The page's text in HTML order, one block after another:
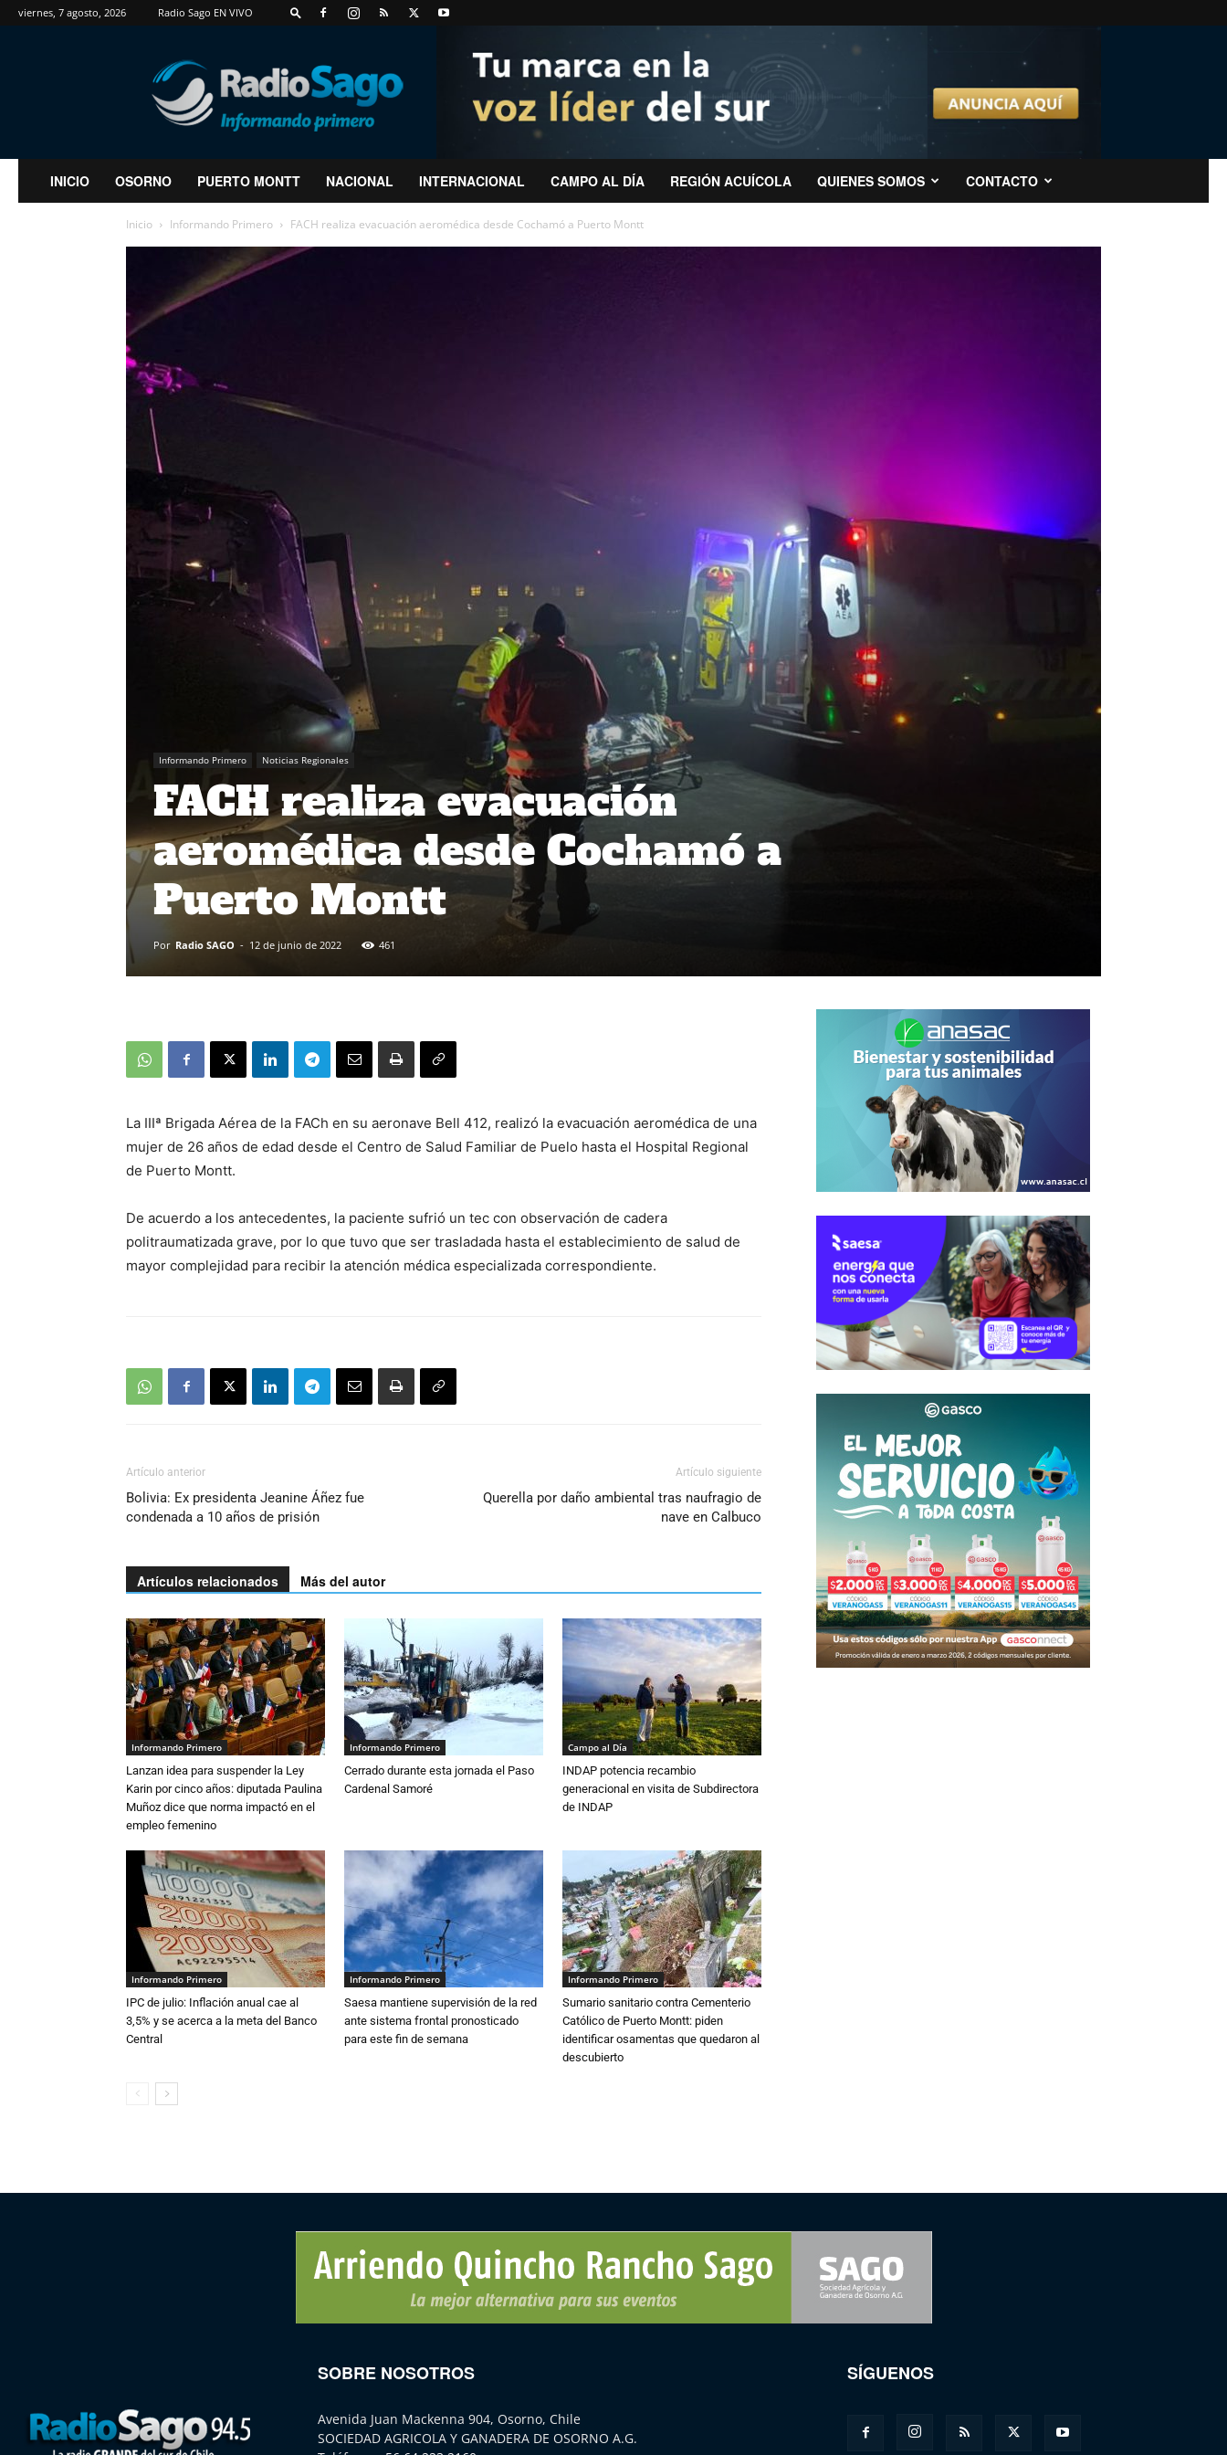
viernes, 7 agosto, 2026 Radio Sago EN VIVO
RadioSago
INICIO OSORNO PUERTO MONTT NACIONAL INTERNACIONAL CAMPO AL DÍA REGIÓN ACUÍCOLA QUIENES SOMOS CONTACTO
Inicio Informando Primero FACH realiza evacuación aeromédica desde Cochamó a Puerto Montt
Informando Primero Noticias Regionales
FACH realiza evacuación
aeromédica desde Cochamó a
Puerto Montt
Por Radio SAGO - 12 de junio de 2022 461
La IIIª Brigada Aérea de la FACh en su aeronave Bell 412, realizó la evacuación aeromédica de una
mujer de 26 años de edad desde el Centro de Salud Familiar de Puelo hasta el Hospital Regional
de Puerto Montt.
De acuerdo a los antecedentes, la paciente sufrió un tec con observación de cadera
politraumatizada grave, por lo que tuvo que ser trasladada hasta el establecimiento de salud de
mayor complejidad para recibir la atención médica especializada correspondiente.
Artículo anterior
Bolivia: Ex presidenta Jeanine Áñez fue
condenada a 10 años de prisión
Artículo siguiente
Querella por daño ambiental tras naufragio de
nave en Calbuco
Artículos relacionados Más del autor
Informando Primero
Lanzan idea para suspender la Ley
Karin por cinco años: diputada Paulina
Muñoz dice que norma impactó en el
empleo femenino
Informando Primero
Cerrado durante esta jornada el Paso
Cardenal Samoré
Campo al Día
INDAP potencia recambio
generacional en visita de Subdirectora
de INDAP
Informando Primero
IPC de julio: Inflación anual cae al
3,5% y se acerca a la meta del Banco
Central
Informando Primero
Saesa mantiene supervisión de la red
ante sistema frontal pronosticado
para este fin de semana
Informando Primero
Sumario sanitario contra Cementerio
Católico de Puerto Montt: piden
identificar osamentas que quedaron al
descubierto
SOBRE NOSOTROS
Avenida Juan Mackenna 904, Osorno, Chile
SOCIEDAD AGRICOLA Y GANADERA DE OSORNO A.G.
SÍGUENOS